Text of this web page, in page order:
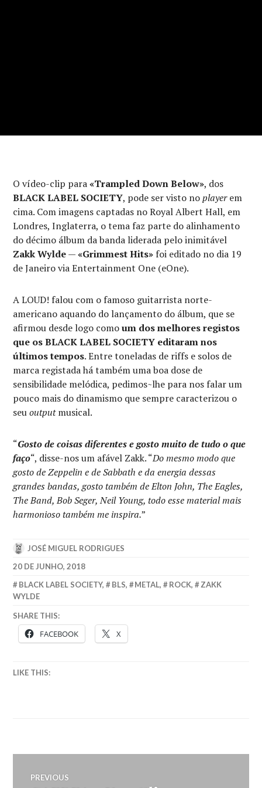
O vídeo-clip para«Trampled Down Below», dos
BLACK LABEL SOCIETY, pode ser visto noplayerem
cima. Com imagens captadas no Royal Albert Hall, em
Londres, Inglaterra, o tema faz parte do alinhamento
do décimo álbum da banda liderada pelo inimitável
Zakk Wylde—«Grimmest Hits» foi editado no dia 19
de Janeiro via Entertainment One (eOne).
A LOUD! falou com o famoso guitarrista norte-
americano aquando do lançamento do álbum, que se
afirmou desde logo comoum dos melhores registos
que os BLACK LABEL SOCIETY editaram nos
últimos tempos. Entre toneladas de riffs e solos de
marca registada há também uma boa dose de
sensibilidade melódica, pedimos~lhe para nos falar um
pouco mais do dinamismo que sempre caracterizou o
seuoutputmusical.
“Gosto de coisas diferentes e gosto muito de tudo o que
faço“, disse-nos um afável Zakk. “Do mesmo modo que
gosto de Zeppelin e de Sabbath e da energia dessas
grandes bandas, gosto também de Elton John, The Eagles,
The Band, Bob Seger, Neil Young, todo esse material mais
harmonioso também me inspira.”
JOSÉ MIGUEL RODRIGUES
20 DE JUNHO, 2018
BLACK LABEL SOCIETY, BLS, METAL, ROCK,
ZAKK
WYLDE
SHARE THIS:
FACEBOOK X
LIKE THIS:
Navegação
PREVIOUS